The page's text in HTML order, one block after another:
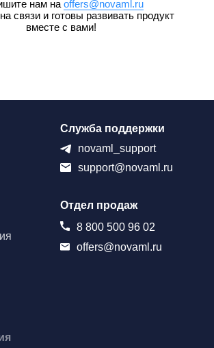
нам на offers@novaml.ru
связи и готовы развивать продукт
вместе с вами!
offers@novaml.ru
8 800 500 96 02
Отдел продаж
support@novaml.ru
Служба поддержки
novaml_support